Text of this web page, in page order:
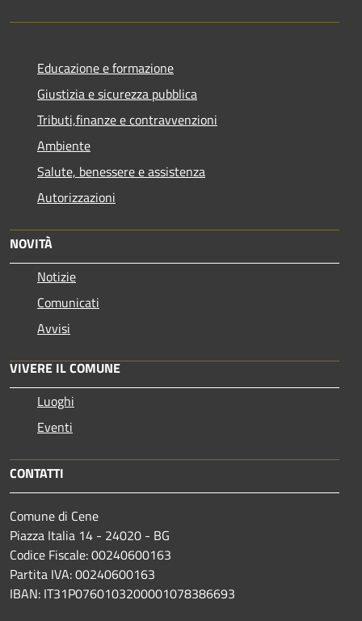
Educazione e formazione
Giustizia e sicurezza pubblica
Tributi,finanze e contravvenzioni
Ambiente
Salute, benessere e assistenza
Autorizzazioni
NOVITÀ
Notizie
Comunicati
Avvisi
VIVERE IL COMUNE
Luoghi
Eventi
CONTATTI
Comune di Cene
Piazza Italia 14 - 24020 - BG
Codice Fiscale: 00240600163
Partita IVA: 00240600163
IBAN: IT31P0760103200001078386693